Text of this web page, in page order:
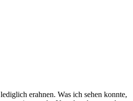
erahnen. Was ich sehen konnte,